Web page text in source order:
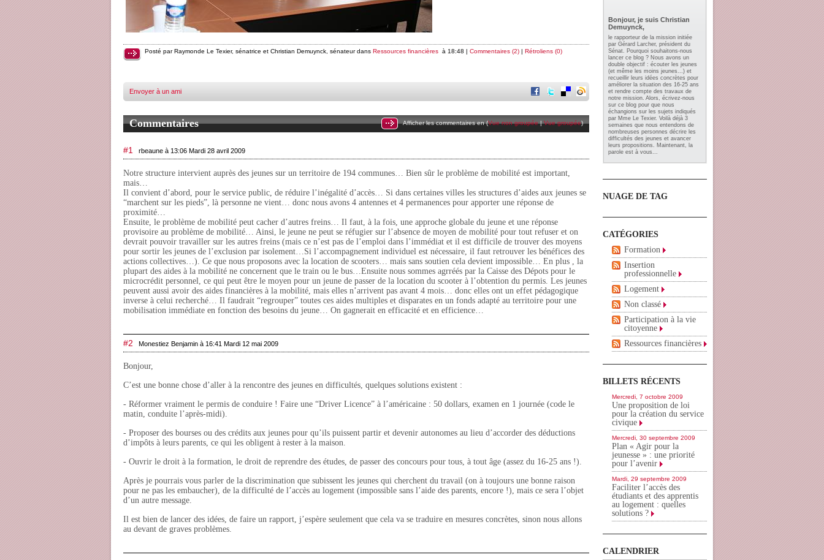
Posté par Raymonde Le Texier, sénatrice et Christian Demuynck, sénateur dans Ressources financières à 18:48 | Commentaires (2) | Rétroliens (0)
Envoyer à un ami
Commentaires Afficher les commentaires en (Vue non groupée|Vue groupée)
#1 rbeaune à 13:06 Mardi 28 avril 2009
Notre structure intervient auprès des jeunes sur un territoire de 194 communes… Bien sûr le problème de mobilité est important,
mais…
Il convient d’abord, pour le service public, de réduire l’inégalité d’accès… Si dans certaines villes les structures d’aides aux jeunes se
“marchent sur les pieds”, là personne ne vient… donc nous avons 4 antennes et 4 permanences pour apporter une réponse de
proximité…
Ensuite, le problème de mobilité peut cacher d’autres freins… Il faut, à la fois, une approche globale du jeune et une réponse
provisoire au problème de mobilité… Ainsi, le jeune ne peut se réfugier sur l’absence de moyen de mobilité pour tout refuser et on
devrait pouvoir travailler sur les autres freins (mais ce n’est pas de l’emploi dans l’immédiat et il est difficile de trouver des moyens
pour sortir les jeunes de l’exclusion par isolement…Si l’accompagnement individuel est nécessaire, il faut retrouver les bénéfices des
actions collectives…). Ce que nous proposons avec la location de scooters… mais sans soutien cela devient impossible… En plus , la
plupart des aides à la mobilité ne concernent que le train ou le bus…Ensuite nous sommes agrréés par la Caisse des Dépots pour le
microcrédit personnel, ce qui peut être le moyen pour un jeune de passer de la location du scooter à l’obtention du permis. Les jeunes
peuvent aussi avoir des aides financières à la mobilité, mais elles n’arrivent pas avant 4 mois… donc elles ont un effet pédagogique
inverse à celui recherché… Il faudrait “regrouper” toutes ces aides multiples et disparates en un fonds adapté au territoire pour une
mobilisation immédiate en fonction des besoins du jeune… On gagnerait en efficacité et en efficience…
#2 Monestiez Benjamin à 16:41 Mardi 12 mai 2009
Bonjour,
C’est une bonne chose d’aller à la rencontre des jeunes en difficultés, quelques solutions existent :
- Réformer vraiment le permis de conduire ! Faire une “Driver Licence” à l’américaine : 50 dollars, examen en 1 journée (code le
matin, conduite l’après-midi).
- Proposer des bourses ou des crédits aux jeunes pour qu’ils puissent partir et devenir autonomes au lieu d’accorder des déductions
d’impôts à leurs parents, ce qui les obligent à rester à la maison.
- Ouvrir le droit à la formation, le droit de reprendre des études, de passer des concours pour tous, à tout âge (assez du 16-25 ans !).
Après je pourrais vous parler de la discrimination que subissent les jeunes qui cherchent du travail (on à toujours une bonne raison
pour ne pas les embaucher), de la difficulté de l’accès au logement (impossible sans l’aide des parents, encore !), mais ce sera l’objet
d’un autre message.
Il est bien de lancer des idées, de faire un rapport, j’espère seulement que cela va se traduire en mesures concrètes, sinon nous allons
au devant de graves problèmes.
Bonjour, je suis Christian
Demuynck,
le rapporteur de la mission initiée
par Gérard Larcher, président du
Sénat. Pourquoi souhaitons-nous
lancer ce blog ? Nous avons un
double objectif : écouter les jeunes
(et même les moins jeunes...) et
recueillir leurs idées concrètes pour
améliorer la situation des 16-25 ans
et rendre compte des travaux de
notre mission. Alors, écrivez-nous
sur ce blog pour que nous
échangions sur les sujets indiqués
par Mme Le Texier. Voilà déjà 3
semaines que nous entendons de
nombreuses personnes décrire les
difficultés des jeunes et avancer
leurs propositions. Maintenant, la
parole est à vous...
NUAGE DE TAG
CATÉGORIES
Formation
Insertion
professionnelle
Logement
Non classé
Participation à la vie
citoyenne
Ressources financières
BILLETS RÉCENTS
Mercredi, 7 octobre 2009
Une proposition de loi
pour la création du service
civique
Mercredi, 30 septembre 2009
Plan « Agir pour la
jeunesse » : une priorité
pour l’avenir
Mardi, 29 septembre 2009
Faciliter l’accès des
étudiants et des apprentis
au logement : quelles
solutions ?
CALENDRIER